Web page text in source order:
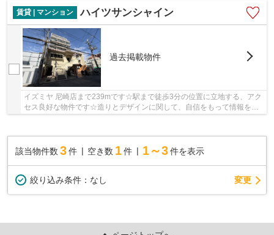
賃貸 | マンション
ハイツサンシャイン
過去掲載物件
イズミヤ 尼崎店まで239mです☆駅まで徒歩3分の位置に立地する、アク
セス良好な物件です☆造りとデザインに関して、自信をもって情報を提
該当物件数 3件 空き数 1 件 1～3 件を表示
絞り込み条件： なし 変更